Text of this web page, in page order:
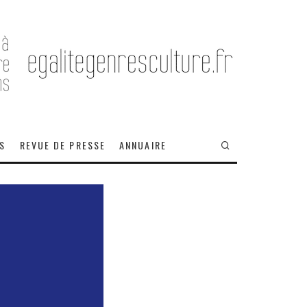
REVUE DE PRESSE ANNUAIRE